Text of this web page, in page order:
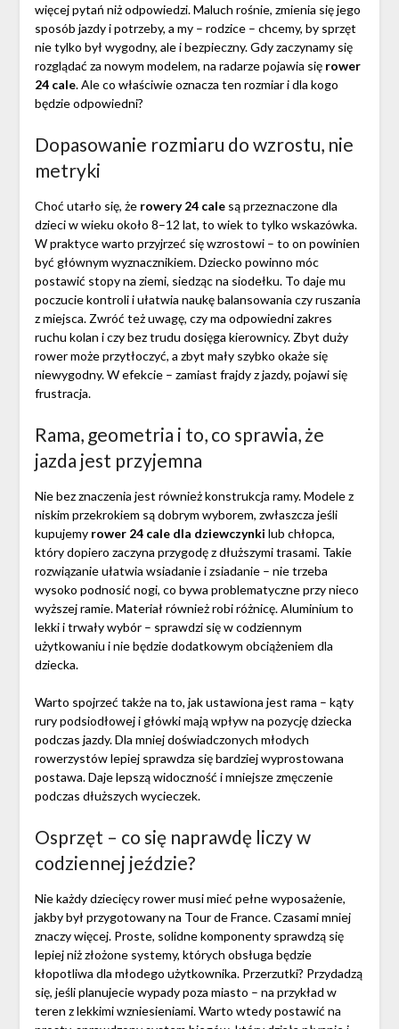
więcej pytań niż odpowiedzi. Maluch rośnie, zmienia się jego
sposób jazdy i potrzeby, a my – rodzice – chcemy, by sprzęt
nie tylko był wygodny, ale i bezpieczny. Gdy zaczynamy się
rozglądać za nowym modelem, na radarze pojawia się rower
24 cale. Ale co właściwie oznacza ten rozmiar i dla kogo
będzie odpowiedni?
Dopasowanie rozmiaru do wzrostu, nie
metryki
Choć utarło się, że rowery 24 calesą przeznaczone dla
dzieci w wieku około 8–12 lat, to wiek to tylko wskazówka.
W praktyce warto przyjrzeć się wzrostowi – to on powinien
być głównym wyznacznikiem. Dziecko powinno móc
postawić stopy na ziemi, siedząc na siodełku. To daje mu
poczucie kontroli i ułatwia naukę balansowania czy ruszania
z miejsca. Zwróć też uwagę, czy ma odpowiedni zakres
ruchu kolan i czy bez trudu dosięga kierownicy. Zbyt duży
rower może przytłoczyć, a zbyt mały szybko okaże się
niewygodny. W efekcie – zamiast frajdy z jazdy, pojawi się
frustracja.
Rama, geometria i to, co sprawia, że
jazda jest przyjemna
Nie bez znaczenia jest również konstrukcja ramy. Modele z
niskim przekrokiem są dobrym wyborem, zwłaszcza jeśli
kupujemy rower 24 cale dla dziewczynki lub chłopca,
który dopiero zaczyna przygodę z dłuższymi trasami. Takie
rozwiązanie ułatwia wsiadanie i zsiadanie – nie trzeba
wysoko podnosić nogi, co bywa problematyczne przy nieco
wyższej ramie. Materiał również robi różnicę. Aluminium to
lekki i trwały wybór – sprawdzi się w codziennym
użytkowaniu i nie będzie dodatkowym obciążeniem dla
dziecka.
Warto spojrzeć także na to, jak ustawiona jest rama – kąty
rury podsiodłowej i główki mają wpływ na pozycję dziecka
podczas jazdy. Dla mniej doświadczonych młodych
rowerzystów lepiej sprawdza się bardziej wyprostowana
postawa. Daje lepszą widoczność i mniejsze zmęczenie
podczas dłuższych wycieczek.
Osprzęt – co się naprawdę liczy w
codziennej jeździe?
Nie każdy dziecięcy rower musi mieć pełne wyposażenie,
jakby był przygotowany na Tour de France. Czasami mniej
znaczy więcej. Proste, solidne komponenty sprawdzą się
lepiej niż złożone systemy, których obsługa będzie
kłopotliwa dla młodego użytkownika. Przerzutki? Przydadzą
się, jeśli planujecie wypady poza miasto – na przykład w
teren z lekkimi wzniesieniami. Warto wtedy postawić na